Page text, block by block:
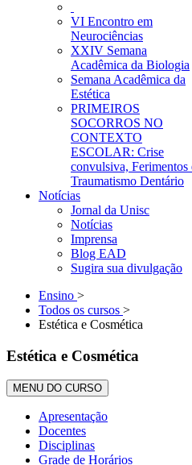
VI Encontro em
Neurociências
XXIV Semana
Acadêmica da Biologia
Semana Acadêmica da
Estética
PRIMEIROS
SOCORROS NO
CONTEXTO
ESCOLAR: Crise
convulsiva, Ferimentos
Traumatismo Dentário
Notícias
Jornal da Unisc
Notícias
Imprensa
Blog EAD
Sugira sua divulgação
Ensino >
Todos os cursos >
Estética e Cosmética
Estética e Cosmética
MENU DO CURSO
Apresentação
Docentes
Disciplinas
Grade de Horários